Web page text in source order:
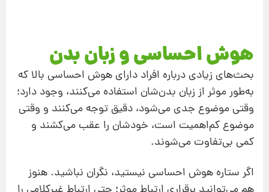
هوش احساسی و زبان بدن
بحث‌های زیادی درباره افراد دارای هوش احساسی بالا که
به‌طور موثر از زبان بدن‌شان استفاده می‌کنند، وجود دارد؛
وقتی موضوع جدی می‌شود، دقیق توجه می‌کنند و وقتی
موضوع کم‌اهمیت است، خودشان را عقب می‌کشند و
کمی بی‌تفاوت می‌شوند.
اگر ستاره هوش احساسی نیستید، نگران نباشید. هنوز